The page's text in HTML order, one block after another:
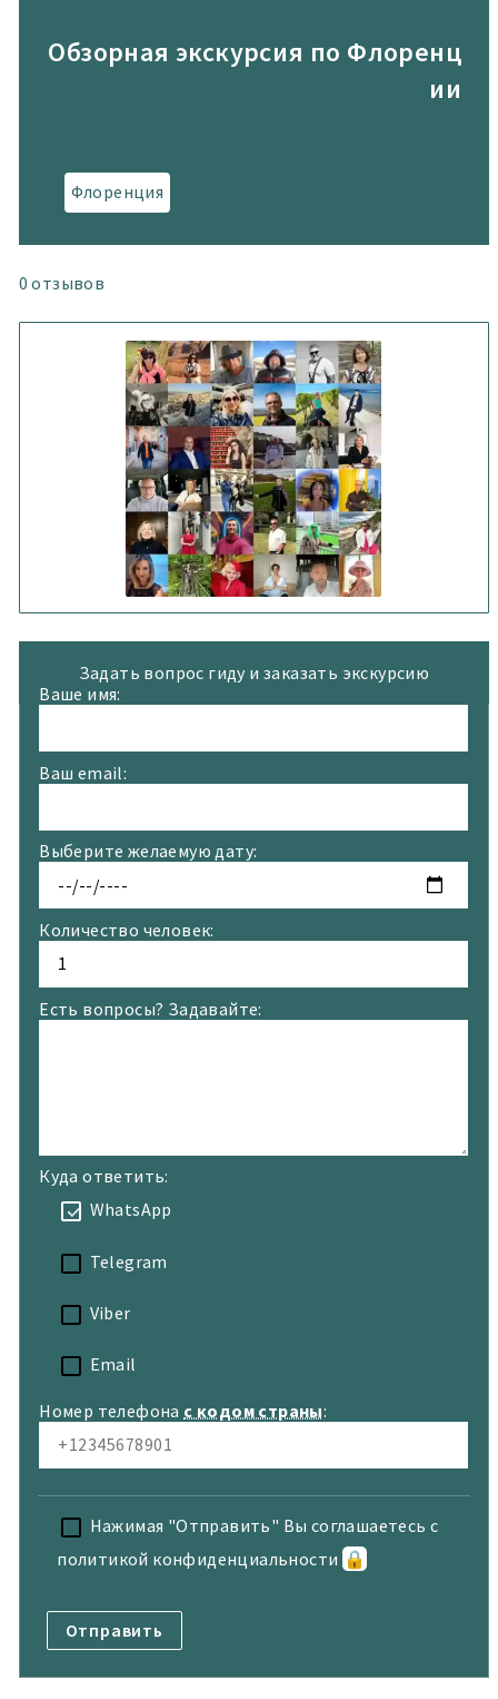
Обзорная экскурсия по Флоренц
ии
Флоренция
0 отзывов
Задать вопрос гиду и заказать экскурсию
Ваше имя:
Ваш email:
Выберите желаемую дату:
Количество человек:
Есть вопросы? Задавайте:
Куда ответить:
WhatsApp
Telegram
Viber
Email
Номер телефона с кодом страны:
Нажимая "Отправить" Вы соглашаетесь с
политикой конфиденциальности 🔒